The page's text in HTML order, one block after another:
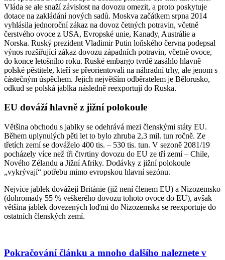
Vláda se ale snaží závislost na dovozu omezit, a proto poskytuje
dotace na zakládání nových sadů. Moskva začátkem srpna 2014
vyhlásila jednoroční zákaz na dovoz četných potravin, včetně
čerstvého ovoce z USA, Evropské unie, Kanady, Austrálie a
Norska. Ruský prezident Vladimir Putin loňského června podepsal
výnos rozšiřující zákaz dovozu západních potravin, včetně ovoce,
do konce letošního roku. Ruské embargo tvrdě zasáhlo hlavně
polské pěstitele, kteří se přeorientovali na náhradní trhy, ale jenom s
částečným úspěchem. Jejich největším odběratelem je Bělorusko,
odkud se polská jablka následně reexportují do Ruska.
EU dováží hlavně z jižní polokoule
Většina obchodu s jablky se odehrává mezi členskými státy EU.
Během uplynulých pěti let to bylo zhruba 2,3 mil. tun ročně. Ze
třetích zemí se dováželo 400 tis. – 530 tis. tun. V sezoně 2081/19
pocházely více než tři čtvrtiny dovozu do EU ze tří zemí – Chile,
Nového Zélandu a Jižní Afriky. Dodávky z jižní polokoule
„vykrývají“ potřebu mimo evropskou hlavní sezónu.
Nejvíce jablek dovážejí Británie (již není členem EU) a Nizozemsko
(dohromady 55 % veškerého dovozu tohoto ovoce do EU), avšak
většina jablek dovezených loďmi do Nizozemska se reexportuje do
ostatních členských zemí.
Pokračování článku a mnoho dalšího naleznete v